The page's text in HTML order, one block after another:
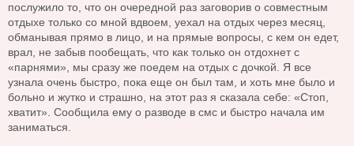
послужило то, что он очередной раз заговорив о совместным
отдыхе только со мной вдвоем, уехал на отдых через месяц,
обманывая прямо в лицо, и на прямые вопросы, с кем он едет,
врал, не забыв пообещать, что как только он отдохнет с
«парнями», мы сразу же поедем на отдых с дочкой. Я все
узнала очень быстро, пока еще он был там, и хоть мне было и
больно и жутко и страшно, на этот раз я сказала себе: «Стоп,
хватит». Сообщила ему о разводе в смс и быстро начала им
заниматься.